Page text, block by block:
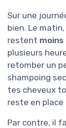
Sur une
bien. Le
restent moins
plusieurs
retomber un
shampoing
tes cheveux
reste en place
Par contre, il